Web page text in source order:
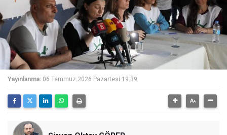
Yayınlanma: 06 Temmuz 2026 Pazartesi 19:39